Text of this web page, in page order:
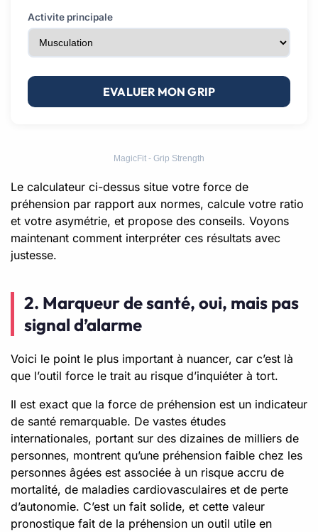
Activite principale
EVALUER MON GRIP
MagicFit - Grip Strength
Le calculateur ci-dessus situe votre force de
préhension par rapport aux normes, calcule votre ratio
et votre asymétrie, et propose des conseils. Voyons
maintenant comment interpréter ces résultats avec
justesse.
2. Marqueur de santé, oui, mais pas
signal d’alarme
Voici le point le plus important à nuancer, car c’est là
que l’outil force le trait au risque d’inquiéter à tort.
Il est exact que la force de préhension est un indicateur
de santé remarquable. De vastes études
internationales, portant sur des dizaines de milliers de
personnes, montrent qu’une préhension faible chez les
personnes âgées est associée à un risque accru de
mortalité, de maladies cardiovasculaires et de perte
d’autonomie. C’est un fait solide, et cette valeur
pronostique fait de la préhension un outil utile en